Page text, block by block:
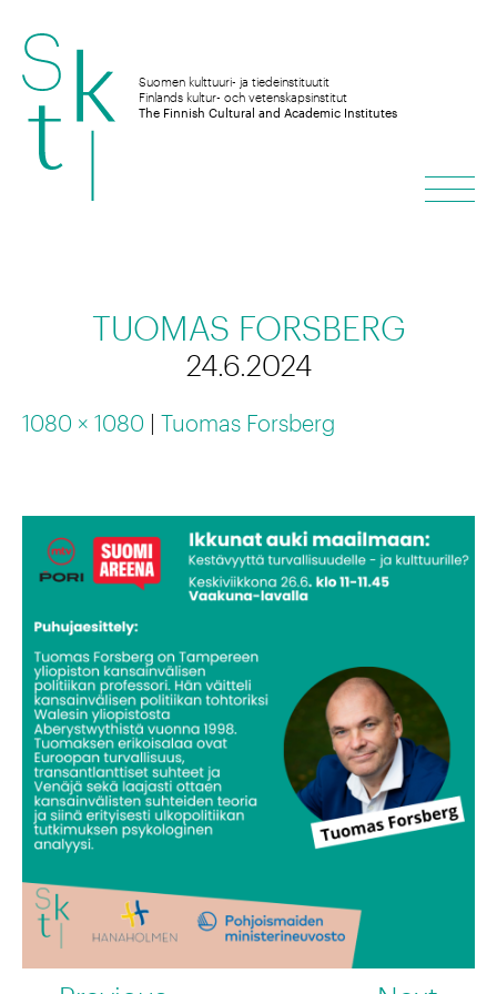
Skip
to
content
Suomen kulttuuri- ja tiedeinstituutit
Finlands kultur- och vetenskapsinstitut
The Finnish Cultural and Academic Institutes
TUOMAS FORSBERG
24.6.2024
1080 × 1080 | Tuomas Forsberg